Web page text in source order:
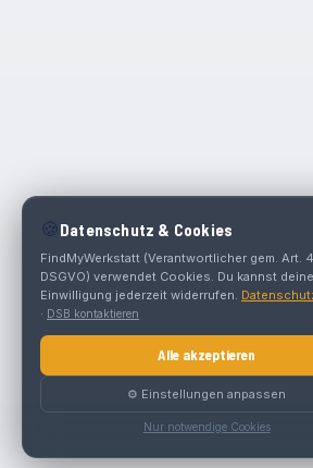
🍪 Datenschutz & Cookies
FindMyWerkstatt (Verantwortlicher gem. Art.
DSGVO) verwendet Cookies. Du kannst deine
Einwilligung jederzeit widerrufen.
· DSB kontaktieren
Alle akzeptieren
⚙️ Einstellungen anpassen
Nur notwendige Cookies